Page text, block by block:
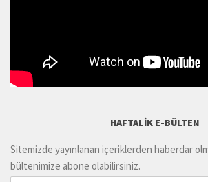
HAFTALIK E-BÜLTEN
Sitemizde yayınlanan içeriklerden haberdar
bültenimize abone olabilirsiniz.